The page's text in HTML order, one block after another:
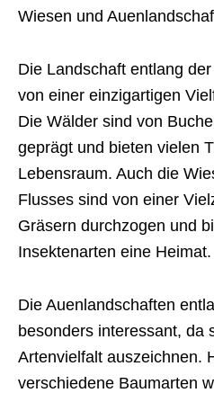
Wiesen und
Die Landschaft entlang
von einer einzigartigen
Die Wälder sind von
geprägt und bieten vielen
Lebensraum. Auch die
Flusses sind von einer
Gräsern durchzogen und
Insektenarten eine Heimat.
Die Auenlandschaften
besonders interessant, da
Artenvielfalt auszeichnen.
verschiedene Baumarten